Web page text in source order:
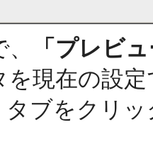
「プレビ
を現在の設
タブをクリ